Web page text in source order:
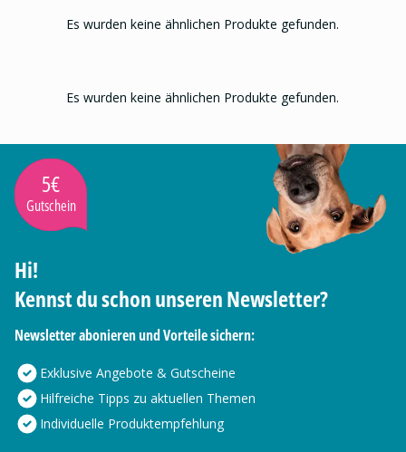
Es wurden keine ähnlichen Produkte gefunden.
Es wurden keine ähnlichen Produkte gefunden.
5€
Gutschein
Hi!
Kennst du schon unseren Newsletter?
Newsletter abonieren und Vorteile sichern:
Exklusive Angebote & Gutscheine
Hilfreiche Tipps zu aktuellen Themen
Individuelle Produktempfehlung